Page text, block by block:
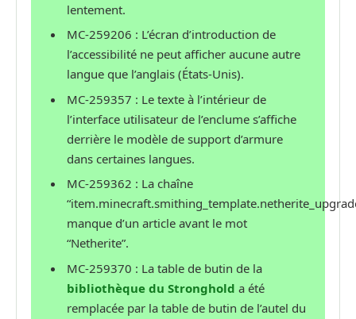
lentement.
MC-259206 : L’écran d’introduction de
l’accessibilité ne peut afficher aucune autre
langue que l’anglais (États-Unis).
MC-259357 : Le texte à l’intérieur de
l’interface utilisateur de l’enclume s’affiche
derrière le modèle de support d’armure
dans certaines langues.
MC-259362 : La chaîne
manque d’un article avant le mot
“Netherite”.
MC-259370 : La table de butin de la
bibliothèque du Stronghold a été
remplacée par la table de butin de l’autel du